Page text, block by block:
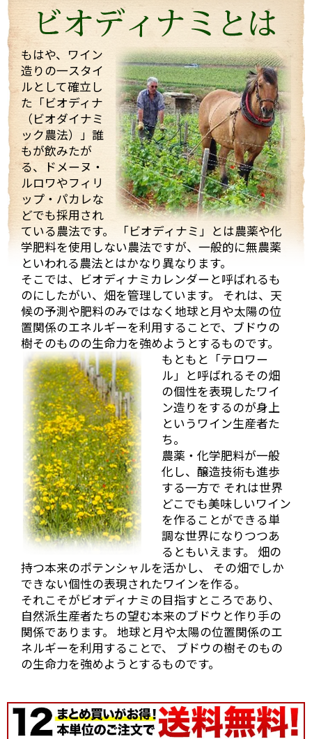
っても、「これを飲んでくれ」と、どんどんいろいろ
なワインを持ってきてくれてワインや畑や自分の考え
などたくさん話していただきました！
そんな訪問の様子を一部まとめしたのでご覧くださ
い。 また動画も撮影したものをほんの少しまとめまし
たのでご一緒にどうぞ。 少しでもマルシャンの熱い思
いが伝わればいいなと思っています。
まず、着いて初めにマルシャンのヴィラージュクラス
の傑作ともいうべき、ワンランク上のブルゴーニュ・
ルージュ、「キュヴェ・アヴァロン」。
「キュヴェ・アヴァ
ロン」は、樹齢30年
ほどのブドウを使用
し醸造され、樽熟成
（新樽は使用しな
い）を2年行った後、
ステンレスタンクへ
移されます。
最初に2011年ヴィン
テージから試飲。
丁度この時、樽から
でタンクから直接取
ってきてくれまし
た。チェリーやイチ
ゴなどの甘酸っぱい香りと酸味がしっかりしていてフ
ルーティーな果実味のまだ若々しさが目立つ状態で
す。
そして、2008年物の残りわずかのヴィンテージも出し
ていただきました。
まだフルーティーさは残っていますが、タンニンをし
っかり感じる2011年よりしっかりとしたスタイル。
そして2010年。香りはもちろんフルーティーです、果
実味とタンニンなどとてもバランスのとれた印象でし
た。
案内していた
だき、地下セ
もはや、ワイン
造りの一スタイ
ルとして確立し
た「ビオディナ
（ビオダイナミ
ック農法）」誰
もが飲みたが
る、ドメーヌ・
ルロワやフィリ
ップ・パカレな
どでも採用され
ている農法です。 「ビオディナミ」とは農薬や化
学肥料を使用しない農法ですが、一般的に無農薬
といわれる農法とはかなり異なります。
そこでは、ビオディナミカレンダーと呼ばれるも
のにしたがい、畑を管理しています。 それは、天
候の予測や肥料のみではなく地球と月や太陽の位
置関係のエネルギーを利用することで、ブドウの
樹そのものの生命力を強めようとするものです。
もともと「テロワー
ル」と呼ばれるその畑
の個性を表現したワイ
ン造りをするのが身上
というワイン生産者た
ち。
農薬・化学肥料が一般
化し、醸造技術も進歩
する一方で それは世界
どこでも美味しいワイン
を作ることができる単
調な世界になりつつあ
るともいえます。 畑の
持つ本来のポテンシャルを活かし、 その畑でしか
できない個性の表現されたワインを作る。
それこそがビオディナミの目指すところであり、
自然派生産者たちの望む本来のブドウと作り手の
関係であります。 地球と月や太陽の位置関係のエ
ネルギーを利用することで、 ブドウの樹そのもの
の生命力を強めようとするものです。